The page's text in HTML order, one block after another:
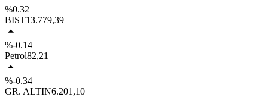
%0.32
BIST13.779,39
%-0.14
Petrol82,21
%-0.34
GR. ALTIN6.201,10